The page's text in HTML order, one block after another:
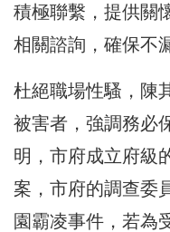
積極聯繫，提供關
相關諮詢，確保不
杜絕職場性騷，陳
被害者，強調務必
明，市府成立府級
案，市府的調查委
園霸凌事件，若為